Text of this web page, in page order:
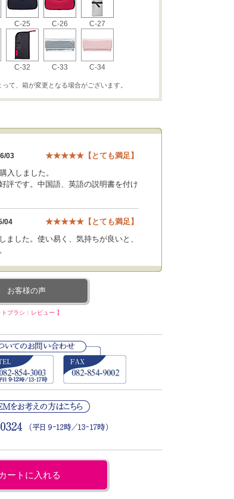
C-25 C-26 C-27
C-32 C-33 C-34
て、箱が変更となる場合がございます。
03
★★★★★【とても満足】
入しました。
評です。中国語、英語の説明書を付け
04
★★★★★【とても満足】
ました。使い易く、気持ちが良いと、
お客様の声
トブラシ：レビュー 】
カートに入れる